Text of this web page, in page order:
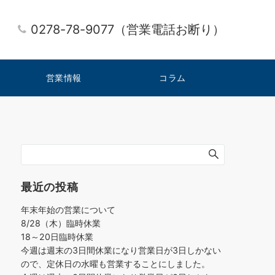
0278-78-9077（営業電話お断り）
営業情報 コラム
最近の投稿
年末年始の営業について
8/28（木）臨時休業
18～20日臨時休業
今週は週末の3日間休業になり営業日が3日しかない
ので、定休日の水曜も営業することにしました。